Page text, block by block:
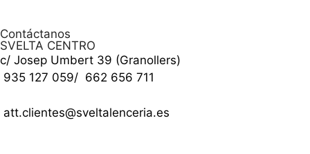
Contáctanos
SVELTA CENTRO
c/ Josep Umbert 39 (Granollers)
935 127 059/ 662 656 711
att.clientes@sveltalenceria.es